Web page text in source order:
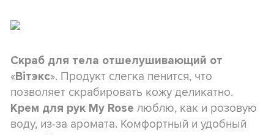
Скраб для тела отшелушивающий от
«Вiтэкс». Продукт слегка пенится, что
позволяет скрабировать кожу деликатно.
Крем для рук My Rose люблю, как и розовую
воду, из-за аромата. Комфортный и удобный